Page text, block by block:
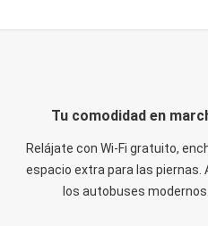
Tu comodidad en
Relájate con Wi-Fi gratuito,
espacio extra para las piernas.
los autobuses modernos.